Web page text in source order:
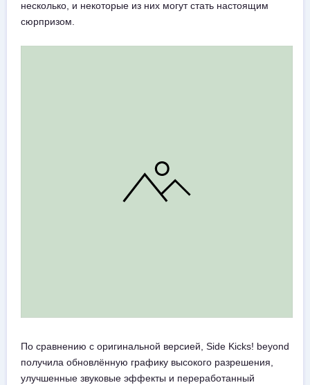
несколько, и некоторые из них могут стать настоящим
сюрпризом.
По сравнению с оригинальной версией, Side Kicks! beyond
получила обновлённую графику высокого разрешения,
улучшенные звуковые эффекты и переработанный